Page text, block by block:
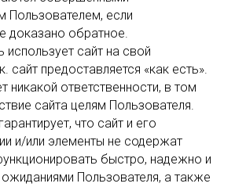
Пользователем, если
доказано обратное.
использует сайт на свой
сайт предоставляется «как есть».
никакой ответственности, в том
сайта целям Пользователя.
что сайт и его
и/или элементы не содержат
быстро, надежно и
ожиданиями Пользователя, а также